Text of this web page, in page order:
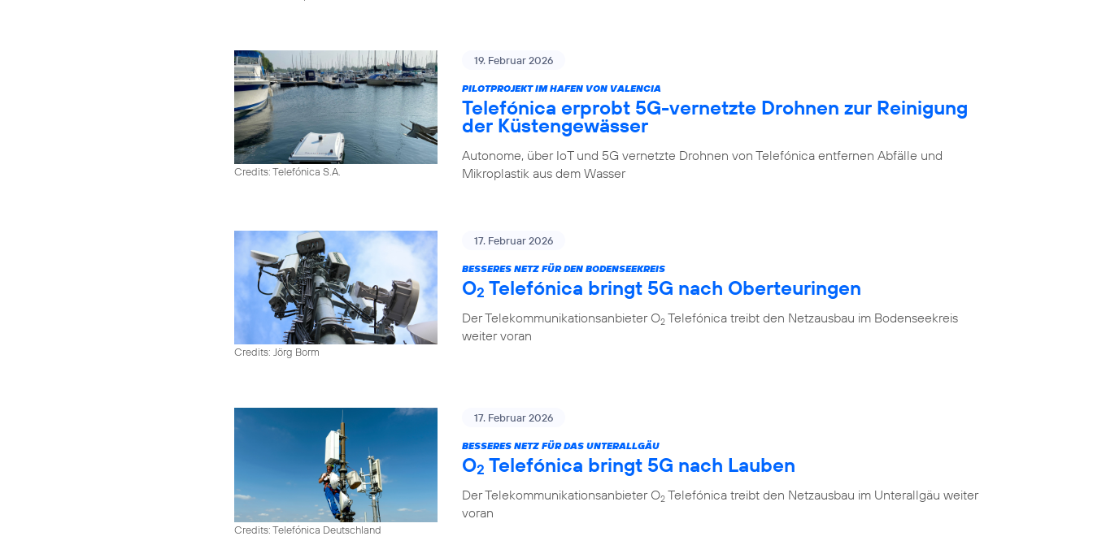
Credits: Telefónica S.A.
19. Februar 2026
PILOTPROJEKT IM HAFEN VON VALENCIA
Telefónica erprobt 5G-vernetzte Drohnen zur Reinigung
der Küstengewässer
Autonome, über IoT und 5G vernetzte Drohnen von Telefónica entfernen Abfälle und
Mikroplastik aus dem Wasser
Credits: Jörg Borm
17. Februar 2026
BESSERES NETZ FÜR DEN BODENSEEKREIS
O2 Telefónica bringt 5G nach Oberteuringen
Der Telekommunikationsanbieter O2 Telefónica treibt den Netzausbau im Bodenseekreis
weiter voran
Credits: Telefónica Deutschland
17. Februar 2026
BESSERES NETZ FÜR DAS UNTERALLGÄU
O2 Telefónica bringt 5G nach Lauben
Der Telekommunikationsanbieter O2 Telefónica treibt den Netzausbau im Unterallgäu weiter
voran